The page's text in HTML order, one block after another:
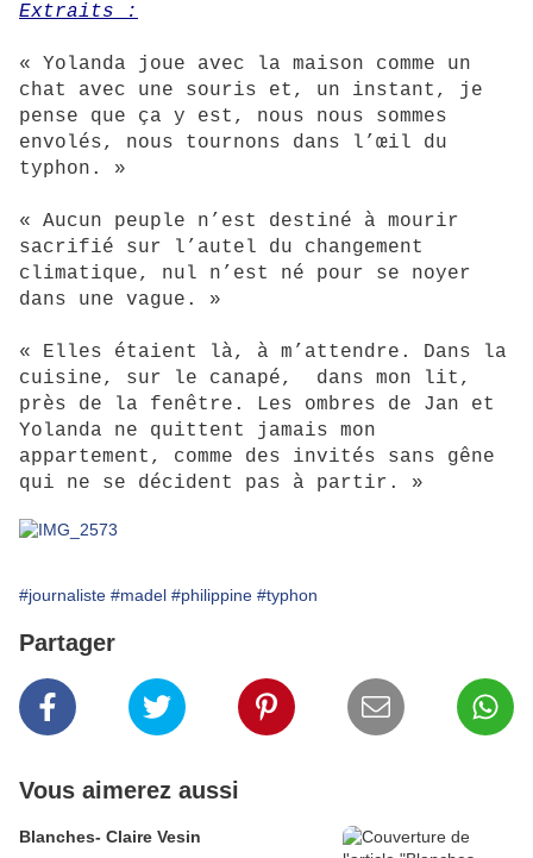
Extraits :
« Yolanda joue avec la maison comme un
chat avec une souris et, un instant, je
pense que ça y est, nous nous sommes
envolés, nous tournons dans l’œil du
typhon. »
« Aucun peuple n’est destiné à mourir
sacrifié sur l’autel du changement
climatique, nul n’est né pour se noyer
dans une vague. »
« Elles étaient là, à m’attendre. Dans la
cuisine, sur le canapé, dans mon lit,
près de la fenêtre. Les ombres de Jan et
Yolanda ne quittent jamais mon
appartement, comme des invités sans gêne
qui ne se décident pas à partir. »
#journaliste #madel #philippine #typhon
Partager
Vous aimerez aussi
Blanches- Claire Vesin